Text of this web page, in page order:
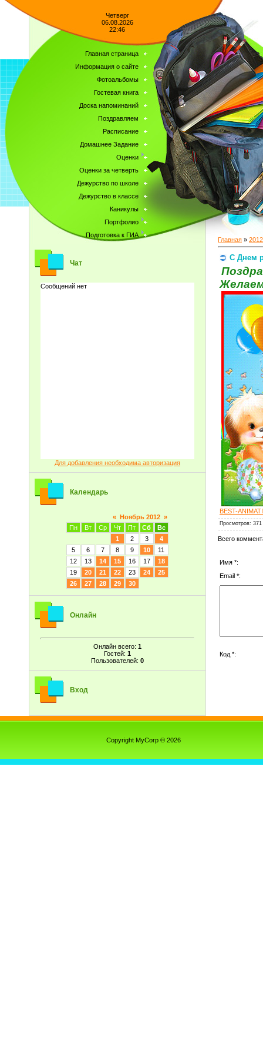
Четверг
06.08.2026
22:46
Главная страница
Информация о сайте
Фотоальбомы
Гостевая книга
Доска напоминаний
Поздравляем
Расписание
Домашнее Задание
Оценки
Оценки за четверть
Дежурство по школе
Дежурство в классе
Каникулы
Портфолио
Подготовка к ГИА
Чат
Для добавления необходима авторизация
Календарь
« Ноябрь 2012 »
Пн
Вт Ср Чт Пт Сб
Вс
1
2 3
4
5
6 7 8 9 10
11
12
13 14 15 16 17
18
19
20 21 22 23 24
25
26
27 28 29 30
Онлайн
Онлайн всего: 1
Гостей: 1
Пользователей: 0
Вход
Главная » 2012
С Днем
BEST-
Просмотров:
Всего
Имя *:
Email *:
Код *:
Copyright MyCorp © 2026